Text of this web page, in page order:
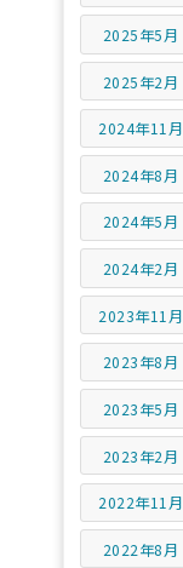
2025年5月
2025年2月
2024年11月
2024年8月
2024年5月
2024年2月
2023年11月
2023年8月
2023年5月
2023年2月
2022年11月
2022年8月